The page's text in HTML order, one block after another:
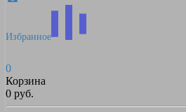
Избранное
0
Корзина
0 руб.